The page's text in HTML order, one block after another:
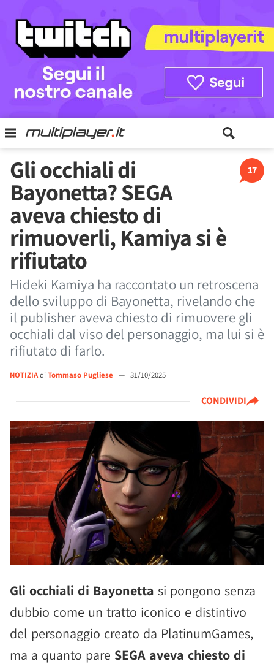
17
Gli occhiali di
Bayonetta? SEGA
aveva chiesto di
rimuoverli, Kamiya si è
rifiutato
Hideki Kamiya ha raccontato un retroscena
dello sviluppo di Bayonetta, rivelando che
il publisher aveva chiesto di rimuovere gli
occhiali dal viso del personaggio, ma lui si è
rifiutato di farlo.
NOTIZIAdi Tommaso Pugliese — 31/10/2025
CONDIVIDI
Gli occhiali di Bayonetta si pongono senza
dubbio come un tratto iconico e distintivo
del personaggio creato da PlatinumGames,
ma a quanto pare SEGA aveva chiesto di